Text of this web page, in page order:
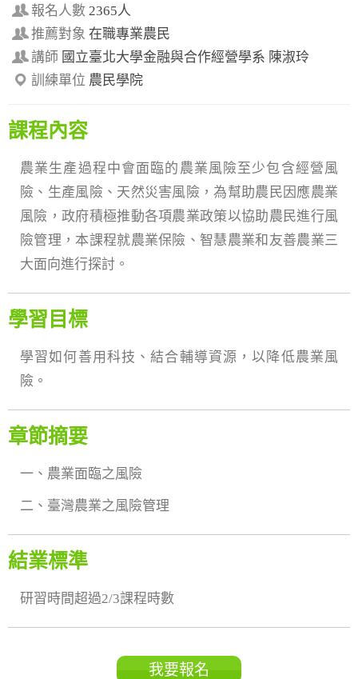
報名人數 2365人
推薦對象 在職專業農民
講師 國立臺北大學金融與合作經營學系 陳淑玲
訓練單位 農民學院
課程內容
農業生產過程中會面臨的農業風險至少包含經營風
險、生產風險、天然災害風險，為幫助農民因應農業
風險，政府積極推動各項農業政策以協助農民進行風
險管理，本課程就農業保險、智慧農業和友善農業三
大面向進行探討。
學習目標
學習如何善用科技、結合輔導資源，以降低農業風
險。
章節摘要
一、農業面臨之風險
二、臺灣農業之風險管理
結業標準
研習時間超過2/3課程時數
我要報名